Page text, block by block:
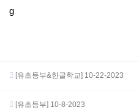
[유초등부&한글학교] 10-22-2023
[유초등부] 10-8-2023